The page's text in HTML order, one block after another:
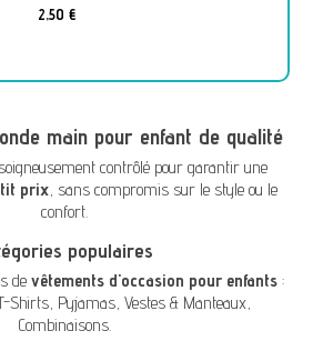
2,50 €
main pour enfant de qualité
contrôlé pour garantir une
prix, sans compromis sur le style ou le
confort.
populaires
de vêtements d'occasion pour enfants:
Shirts, Pyjamas, Vestes & Manteaux,
Combinaisons.